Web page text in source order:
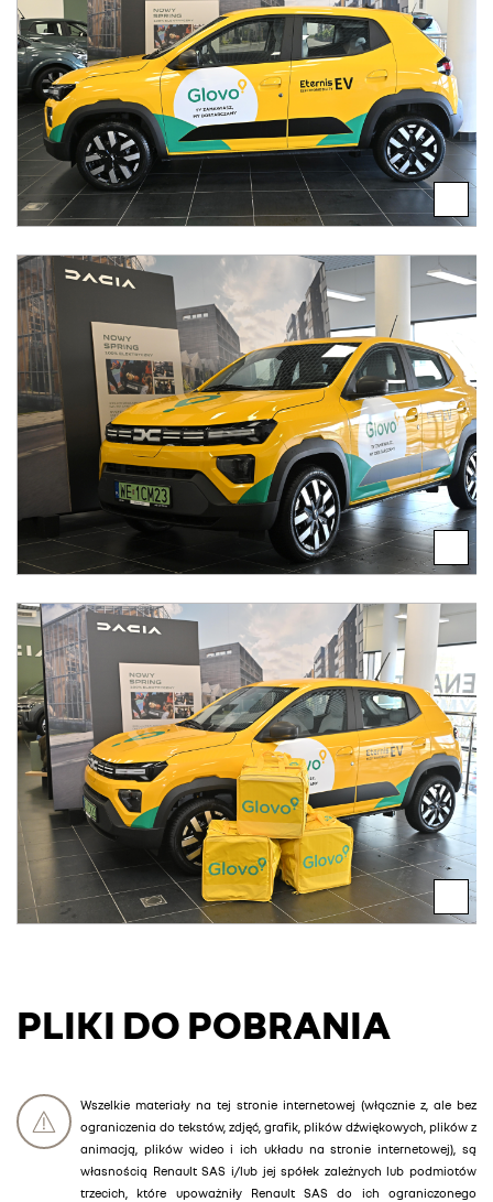
PLIKI DO POBRANIA
Wszelkie materiały na tej stronie internetowej (włącznie z, ale bez
ograniczenia do tekstów, zdjęć, grafik, plików dźwiękowych, plików z
animacją, plików wideo i ich układu na stronie internetowej), są
własnością Renault SAS i/lub jej spółek zależnych lub podmiotów
trzecich, które upoważniły Renault SAS do ich ograniczonego